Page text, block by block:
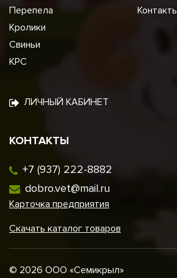
Перепела
Кролики
Свиньи
КРС
ЛИЧНЫЙ КАБИНЕТ
КОНТАКТЫ
+7 (937) 222-8882
dobro.vet@mail.ru
Карточка предприятия
Скачать каталог товаров
© 2026 ООО «Семикрыл»